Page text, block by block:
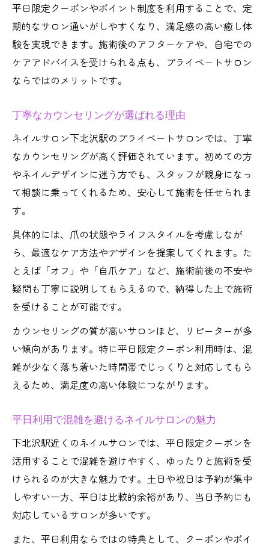
平日限定クーポンやポイント制度を利用することで、定
期的なサロン通いがしやすくなり、満足感の高い癒し体
験を実現できます。施術後のアフターケアや、自宅での
ケアアドバイスを受けられる点も、プライベートサロン
ならではのメリットです。
丁寧なカウンセリングが選ばれる理由
ネイルサロン下北沢駅のプライベートサロンでは、丁寧
なカウンセリングが高く評価されています。初めての方
やネイルデザインに迷う方でも、スタッフが親身になっ
て相談に乗ってくれるため、安心して施術を任せられま
す。
具体的には、爪の状態やライフスタイルを考慮しなが
ら、最適なケア方法やデザインを提案してくれます。た
とえば「オフ」や「自爪ケア」など、施術前後の不安や
疑問も丁寧に説明してもらえるので、納得した上で施術
を受けることが可能です。
カウンセリングの質が高いサロンほど、リピーターが多
い傾向があります。特に平日限定クーポン利用時は、混
雑が少なく落ち着いた時間帯でじっくりと対応してもら
えるため、満足度の高い体験につながります。
平日利用で混雑を避けるネイルサロンの魅力
下北沢駅近くのネイルサロンでは、平日限定クーポンを
活用することで混雑を避けやすく、ゆったりと施術を受
けられるのが大きな魅力です。土日や祝日は予約が集中
しやすい一方、平日は比較的余裕があり、当日予約にも
対応しているサロンが多いです。
また、平日利用ならではの特典として、クーポンやポイ